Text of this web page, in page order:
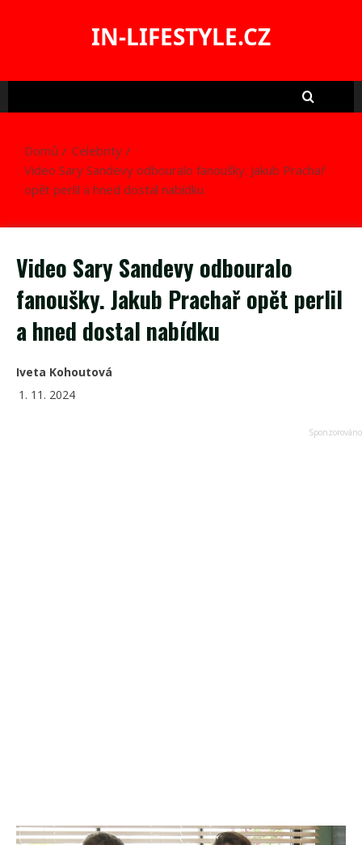
IN-LIFESTYLE.CZ
Domů
Celebrity
Video Sary Sandevy odbouralo fanoušky. Jakub Prachař
opět perlil a hned dostal nabídku
Video Sary Sandevy odbouralo
fanoušky. Jakub Prachař opět perlil
a hned dostal nabídku
Iveta Kohoutová
1. 11. 2024